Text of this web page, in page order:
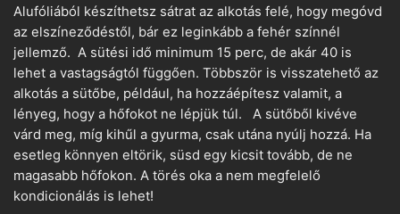
Alufóliából készíthetsz sátrat az alkotás felé, hogy megóvd
az elszíneződéstől, bár ez leginkább a fehér színnél
jellemző. A sütési idő minimum 15 perc, de akár 40 is
lehet a vastagságtól függően. Többször is visszatehető az
alkotás a sütőbe, például, ha hozzáépítesz valamit, a
lényeg, hogy a hőfokot ne lépjük túl. A sütőből kivéve
várd meg, míg kihűl a gyurma, csak utána nyúlj hozzá. Ha
esetleg könnyen eltörik, süsd egy kicsit tovább, de ne
magasabb hőfokon. A törés oka a nem megfelelő
kondicionálás is lehet!